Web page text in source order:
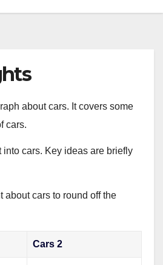
about cars. It covers some
cars.
into cars. Key ideas are briefly
about cars to round off the
Cars 2